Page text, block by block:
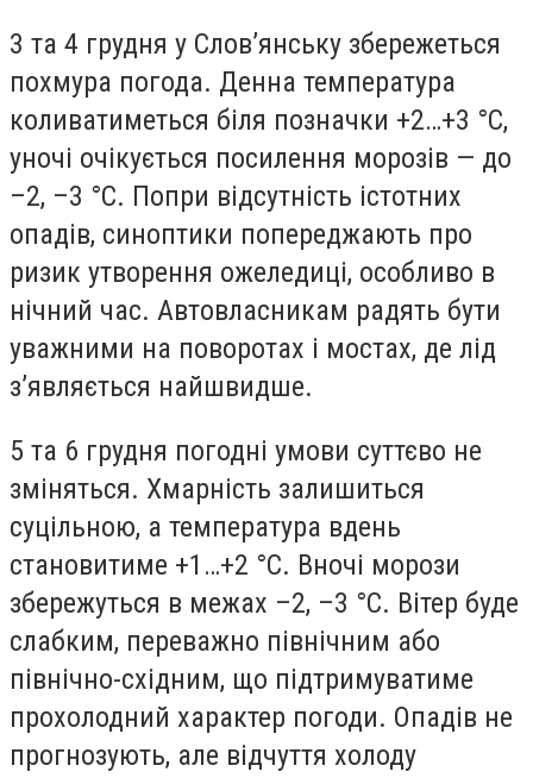
3 та 4 грудня у Слов’янську збережеться
похмура погода. Денна температура
коливатиметься біля позначки +2…+3 °C,
уночі очікується посилення морозів — до
–2, –3 °C. Попри відсутність істотних
опадів, синоптики попереджають про
ризик утворення ожеледиці, особливо в
нічний час. Автовласникам радять бути
уважними на поворотах і мостах, де лід
з’являється найшвидше.
5 та 6 грудня погодні умови суттєво не
зміняться. Хмарність залишиться
суцільною, а температура вдень
становитиме +1…+2 °C. Вночі морози
збережуться в межах –2, –3 °C. Вітер буде
слабким, переважно північним або
північно-східним, що підтримуватиме
прохолодний характер погоди. Опадів не
прогнозують, але відчуття холоду